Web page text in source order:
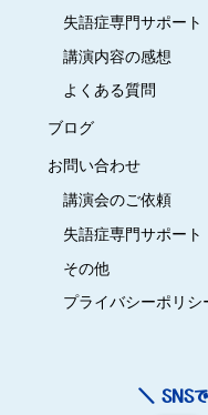
失語症専門サポート
講演内容の感想
よくある質問
ブログ
お問い合わせ
講演会のご依頼
失語症専門サポート
その他
プライバシーポリシ
＼ SNS